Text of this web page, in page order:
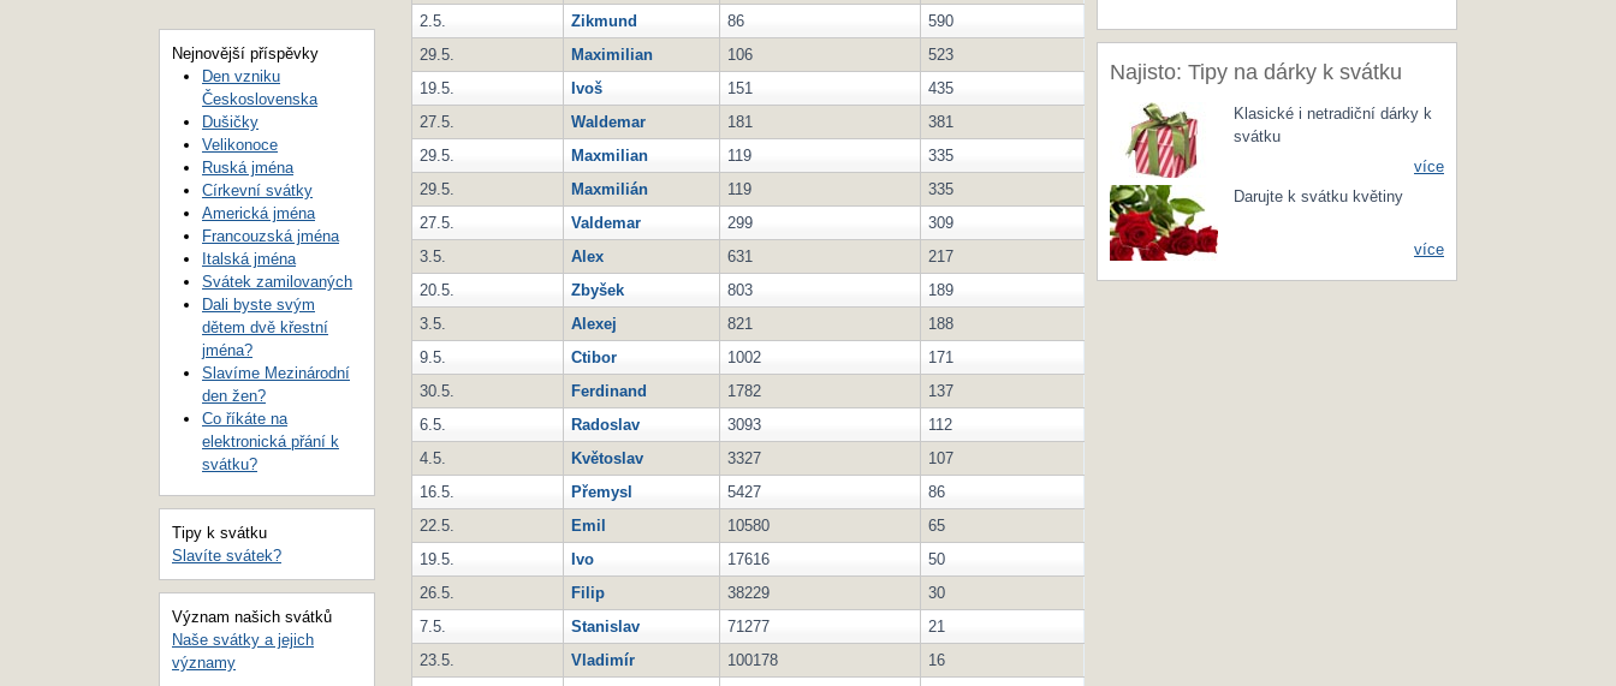
2.5.
Zikmund 86
590
29.5.
Maximilian 106
523
19.5.
Ivoš 151
435
27.5.
Waldemar 181
381
29.5.
Maxmilian 119
335
29.5.
Maxmilián 119
335
27.5.
Valdemar 299
309
3.5.
Alex 631
217
20.5.
Zbyšek 803
189
3.5.
Alexej 821
188
9.5.
Ctibor 1002
171
30.5.
Ferdinand 1782
137
6.5.
Radoslav 3093
112
4.5.
Květoslav 3327
107
16.5.
Přemysl 5427
86
22.5.
Emil 10580
65
19.5.
Ivo 17616
50
26.5.
Filip 38229
30
7.5.
Stanislav 71277
21
23.5.
Vladimír 100178
16
Najisto: Tipy na dárky k svátku
Klasické i netradiční dárky k
svátku
více
Darujte k svátku květiny
více
Nejnovější příspěvky
Den vzniku
Československa
Dušičky
Velikonoce
Ruská jména
Církevní svátky
Americká jména
Francouzská jména
Italská jména
Svátek zamilovaných
Dali byste svým
dětem dvě křestní
jména?
Slavíme Mezinárodní
den žen?
Co říkáte na
elektronická přání k
svátku?
Tipy k svátku
Slavíte svátek?
Význam našich svátků
Naše svátky a jejich
významy